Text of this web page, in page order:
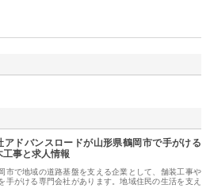
アドバンスロードが山形県鶴岡市で手がける
工事と求人情報
市で地域の道路基盤を支える企業として、舗装工事や
手がける専門会社があります。地域住民の生活を支え